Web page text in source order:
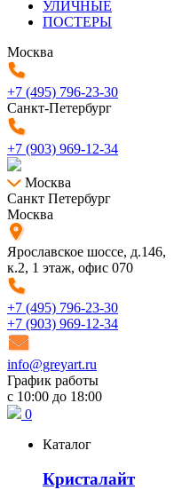
УЛИЧНЫЕ
ПОСТЕРЫ
Москва
+7 (495) 796-23-30
Санкт-Петербург
+7 (903) 969-12-34
Москва
Санкт Петербург
Москва
Ярославское шоссе, д.146,
к.2, 1 этаж, офис 070
+7 (495) 796-23-30
+7 (903) 969-12-34
info@greyart.ru
График работы
с 10:00 до 18:00
0
Каталог
Кристалайт